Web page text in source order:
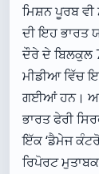
ਮਿਸ਼ਨ ਪੂਰਬ
ਦੀ ਇਹ ਭਾਰਤ
ਦੌਰੇ ਦੇ ਬਿਲਕੁਲ
ਮੀਡੀਆ ਵਿੱਚ
ਗਈਆਂ ਹਨ।
ਭਾਰਤ ਫੇਰੀ
ਇੱਕ ‘ਡੈਮੇਜ
ਰਿਪੋਰਟ